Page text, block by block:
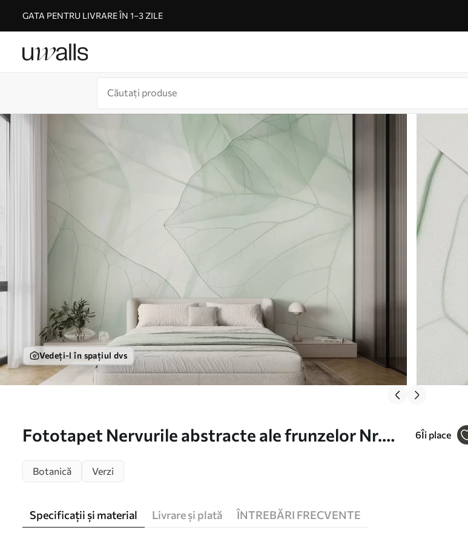
GATA PENTRU LIVRARE ÎN 1–3 ZILE
Vedeți-l în spațiul dvs
Fototapet Nervurile abstracte ale frunzelor Nr.
6Îi place
Botanică Verzi
Specificații și material Livrare și plată ÎNTREBĂRI FRECVENTE